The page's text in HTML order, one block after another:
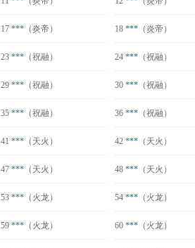
17 *** （炎帝） 18 *** （炎帝）
23 *** （祝融） 24 *** （祝融）
29 *** （祝融） 30 *** （祝融）
35 *** （祝融） 36 *** （祝融）
41 *** （天火） 42 *** （天火）
47 *** （天火） 48 *** （天火）
53 *** （火龙） 54 *** （火龙）
59 *** （火龙） 60 *** （火龙）